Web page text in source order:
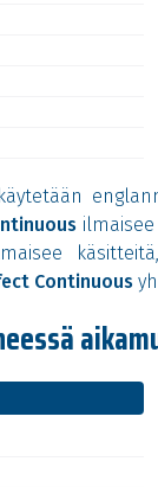
Continuous